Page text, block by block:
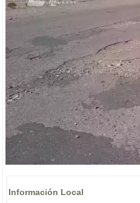
Información Local